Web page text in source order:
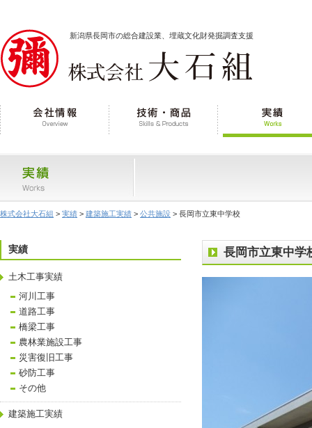
新潟県長岡市の総合建設業、埋蔵文化財発掘調査支援
株式会社大石組 > 実績 > 建築施工実績 > 公共施設 > 長岡市立東中学校
長岡市立東中学
実績
土木工事実績
河川工事
道路工事
橋梁工事
農林業施設工事
災害復旧工事
砂防工事
その他
建築施工実績